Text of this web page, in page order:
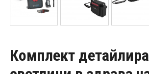
Комплект